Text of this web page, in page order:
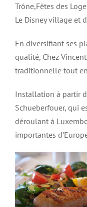
Trône,Fêtes des
Le Disney village et
En diversifiant ses
qualité, Chez
traditionnelle tout
Installation à partir
Schueberfouer, qui
déroulant à
importantes